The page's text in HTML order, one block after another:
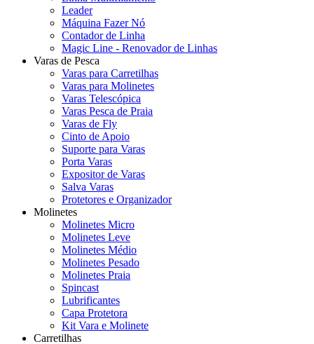
Leader
Máquina Fazer Nó
Contador de Linha
Magic Line - Renovador de Linhas
Varas de Pesca
Varas para Carretilhas
Varas para Molinetes
Varas Telescópica
Varas Pesca de Praia
Varas de Fly
Cinto de Apoio
Suporte para Varas
Porta Varas
Expositor de Varas
Salva Varas
Protetores e Organizador
Molinetes
Molinetes Micro
Molinetes Leve
Molinetes Médio
Molinetes Pesado
Molinetes Praia
Spincast
Lubrificantes
Capa Protetora
Kit Vara e Molinete
Carretilhas